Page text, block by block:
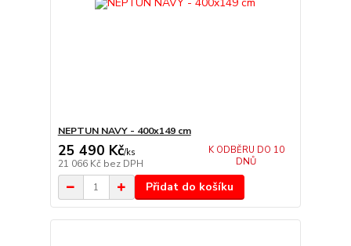
NEPTUN NAVY - 400x149 cm
25 490 Kč/ks
21 066 Kč bez DPH
K ODBĚRU DO 10
DNŮ
Přidat do košíku